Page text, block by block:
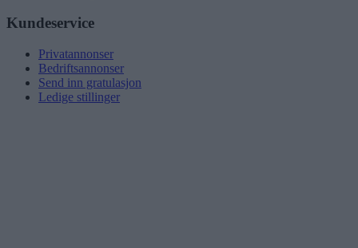
Kundeservice
Privatannonser
Bedriftsannonser
Send inn gratulasjon
Ledige stillinger